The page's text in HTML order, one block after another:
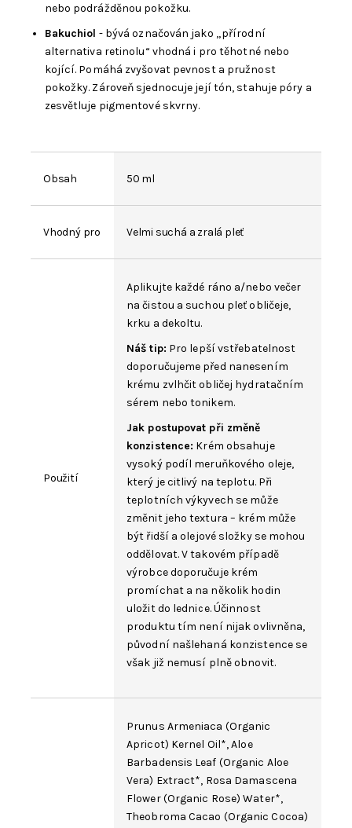
nebo podrážděnou pokožku.
Bakuchiol - bývá označován jako „přírodní
alternativa retinolu“ vhodná i pro těhotné nebo
kojící. Pomáhá zvyšovat pevnost a pružnost
pokožky. Zároveň sjednocuje její tón, stahuje póry a
zesvětluje pigmentové skvrny.
Obsah 50 ml
Vhodný pro Velmi suchá a zralá pleť
Použití
Aplikujte každé ráno a/nebo večer
na čistou a suchou pleť obličeje,
krku a dekoltu.
Náš tip: Pro lepší vstřebatelnost
doporučujeme před nanesením
krému zvlhčit obličej hydratačním
sérem nebo tonikem.
Jak postupovat při změně
konzistence: Krém obsahuje
vysoký podíl meruňkového oleje,
který je citlivý na teplotu. Při
teplotních výkyvech se může
změnit jeho textura – krém může
být řidší a olejové složky se mohou
oddělovat. V takovém případě
výrobce doporučuje krém
promíchat a na několik hodin
uložit do lednice. Účinnost
produktu tím není nijak ovlivněna,
původní našlehaná konzistence se
však již nemusí plně obnovit.
Prunus Armeniaca (Organic
Apricot) Kernel Oil*, Aloe
Barbadensis Leaf (Organic Aloe
Vera) Extract*, Rosa Damascena
Flower (Organic Rose)Water*,
Theobroma Cacao (Organic Cocoa)